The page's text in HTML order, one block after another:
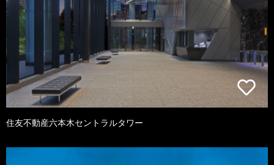
住友不動産六本木セントラルタワー